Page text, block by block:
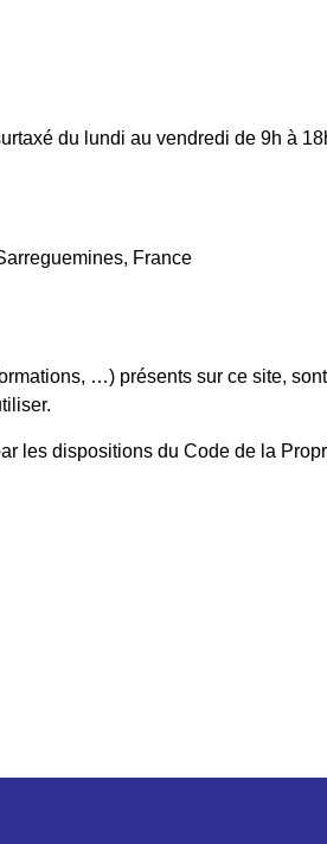
du lundi au vendredi de 9h à
France
…) présents sur ce site,
les dispositions du Code de la